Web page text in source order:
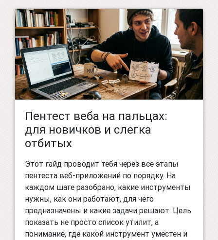
Пентест веба на пальцах:
для новичков и слегка
отбитых
Этот гайд проводит тебя через все этапы
пентеста веб-приложений по порядку. На
каждом шаге разобрано, какие инструменты
нужны, как они работают, для чего
предназначены и какие задачи решают. Цель
показать не просто список утилит, а
понимание, где какой инструмент уместен и